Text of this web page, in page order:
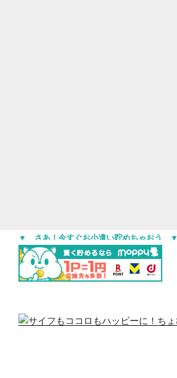
▼ さあ！今すぐお小遣い貯めちゃおう ▼